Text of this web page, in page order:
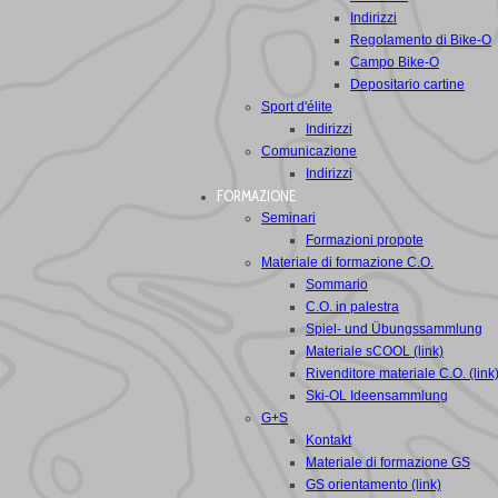
Indirizzi
Regolamento di Bike-O
Campo Bike-O
Depositario cartine
Sport d'élite
Indirizzi
Comunicazione
Indirizzi
FORMAZIONE
Seminari
Formazioni propote
Materiale di formazione C.O.
Sommario
C.O. in palestra
Spiel- und Übungssammlung
Materiale sCOOL (link)
Rivenditore materiale C.O. (link)
Ski-OL Ideensammlung
G+S
Kontakt
Materiale di formazione GS
GS orientamento (link)